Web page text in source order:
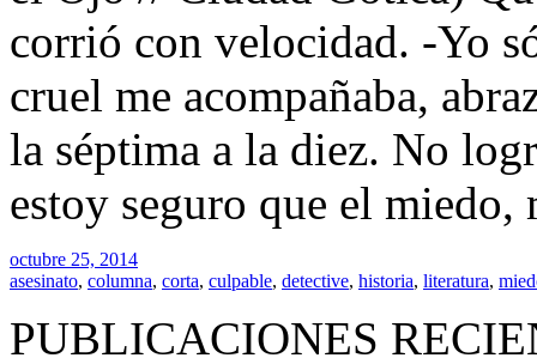
corrió con velocidad. -Yo
cruel me acompañaba,
la séptima a la diez. No
estoy seguro que el miedo,
octubre 25, 2014
asesinato, columna, corta, culpable, detective, historia, literatura,
PUBLICACIONES